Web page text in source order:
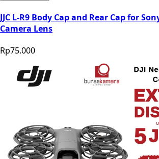
JJC L-R9 Body Cap and Rear Cap for
Camera Lens
Rp75.000